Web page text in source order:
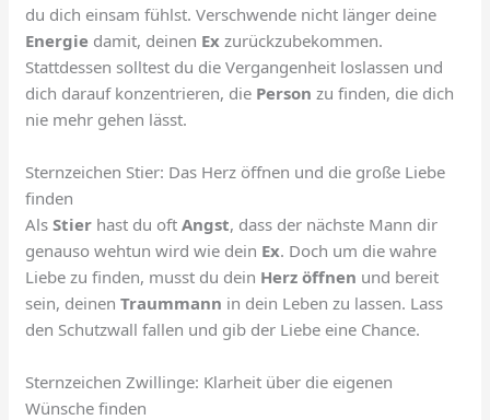
du dich einsam fühlst. Verschwende nicht länger deine
Energie damit, deinen Ex zurückzubekommen.
Stattdessen solltest du die Vergangenheit loslassen und
dich darauf konzentrieren, die Person zu finden, die dich
nie mehr gehen lässt.
Sternzeichen Stier: Das Herz öffnen und die große Liebe
finden
AlsStier hast du oftAngst, dass der nächste Mann dir
genauso wehtun wird wie dein Ex. Doch um die wahre
Liebe zu finden, musst du dein Herz öffnen und bereit
sein, deinenTraummann in dein Leben zu lassen. Lass
den Schutzwall fallen und gib der Liebe eine Chance.
Sternzeichen Zwillinge: Klarheit über die eigenen
Wünsche finden